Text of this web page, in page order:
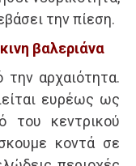
την πίεση.
βαλεριάνα
αρχαιότητα.
ευρέως ως
του κεντρικού
κοντά σε